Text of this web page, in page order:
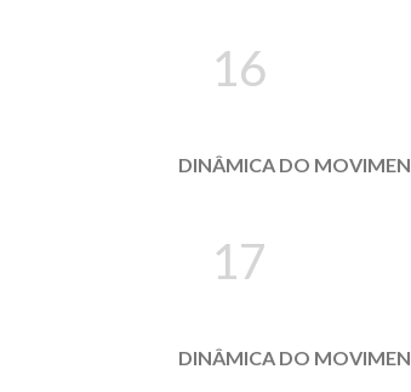
16
DINÂMICA DO
17
DINÂMICA DO